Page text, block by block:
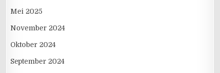
Mei 2025
November 2024
Oktober 2024
September 2024